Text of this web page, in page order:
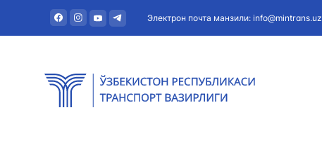
Электрон почта манзили: info@mintrans.uz